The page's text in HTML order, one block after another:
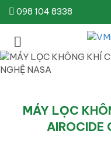
098 104 8338
MÁY LỌC
AIROCIDE